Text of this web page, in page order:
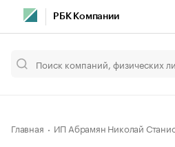
РБК Компании
Главная ИП Абрамян Николай